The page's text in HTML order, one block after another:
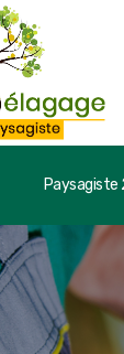
Paysagiste